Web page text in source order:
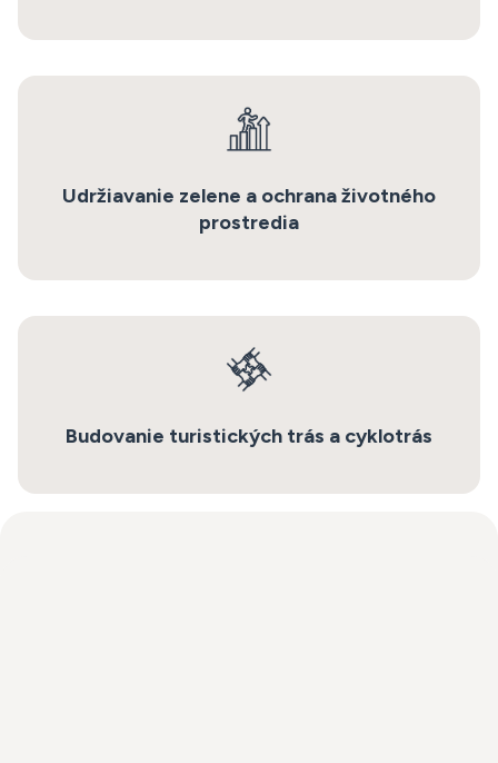
Udržiavanie zelene a ochrana životného
prostredia
Budovanie turistických trás a cyklotrás